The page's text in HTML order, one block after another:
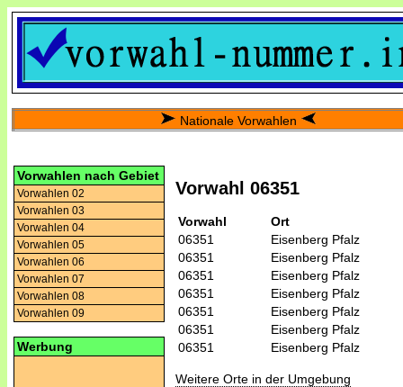
Nationale Vorwahlen
Vorwahlen nach Gebiet
Vorwahlen 02
Vorwahlen 03
Vorwahlen 04
Vorwahlen 05
Vorwahlen 06
Vorwahlen 07
Vorwahlen 08
Vorwahlen 09
Werbung
Vorwahl 06351
Vorwahl
Ort
06351
Eisenberg Pfalz
06351
Eisenberg Pfalz
06351
Eisenberg Pfalz
06351
Eisenberg Pfalz
06351
Eisenberg Pfalz
06351
Eisenberg Pfalz
06351
Eisenberg Pfalz
Weitere Orte in der Umgebung